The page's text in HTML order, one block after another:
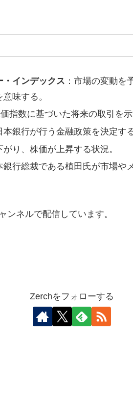
・インデックス ：市場の変動を
味する。
指数に基づいた将来の取引を示
本銀行が行う金融政策を決定す
り、株価が上昇する状況。
銀行総裁である植田氏が市場や
ンネルで配信しています。
Zerchをフォローする